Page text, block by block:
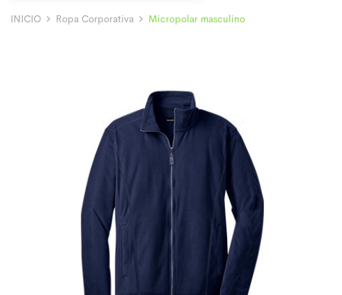
INICIO Ropa Corporativa Micropolar masculino